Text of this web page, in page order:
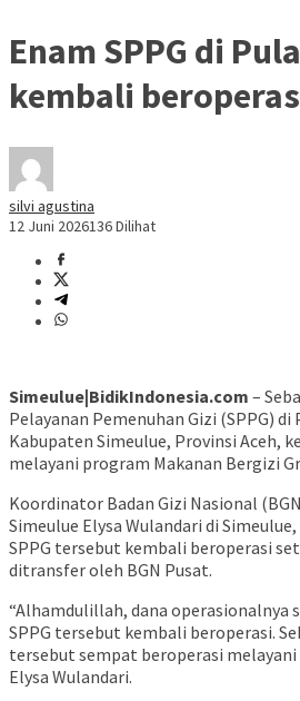
Enam SPPG di
kembali
silvi agustina
12 Juni 2026136 Dilihat
Simeulue|BidikIndonesia.com –
Pelayanan Pemenuhan Gizi (SPPG) di
Kabupaten Simeulue, Provinsi Aceh,
melayani program Makanan Bergizi
Koordinator Badan Gizi Nasional
Simeulue Elysa Wulandari di
SPPG tersebut kembali beroperasi
ditransfer oleh BGN Pusat.
“Alhamdulillah, dana operasionalnya
SPPG tersebut kembali beroperasi.
tersebut sempat beroperasi melayani
Elysa Wulandari.